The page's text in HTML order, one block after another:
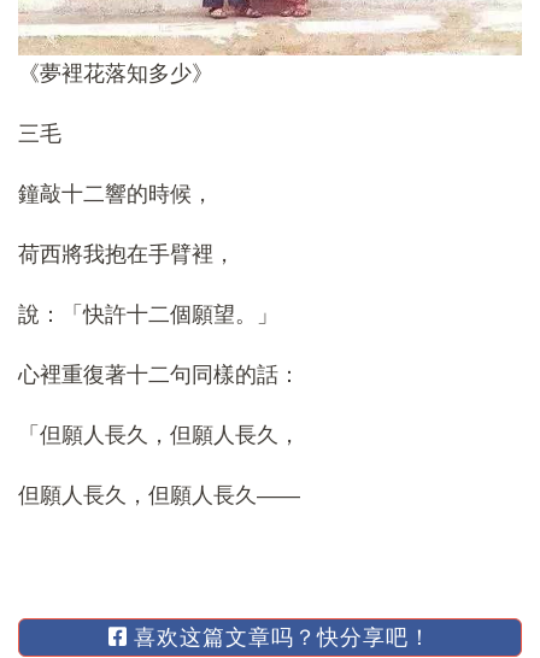
《夢裡花落知多少》
三毛
鐘敲十二響的時候，
荷西將我抱在手臂裡，
說：「快許十二個願望。」
心裡重復著十二句同樣的話：
「但願人長久，但願人長久，
但願人長久，但願人長久——
喜欢这篇文章吗？快分享吧！